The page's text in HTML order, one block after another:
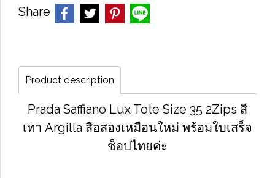
Share
Product description
Prada Saffiano Lux Tote Size 35 2Zips สี
เทา Argilla สือสองเหมือนใหม่ พร้อมใบเสร็จ
ช็อปไทยค่ะ